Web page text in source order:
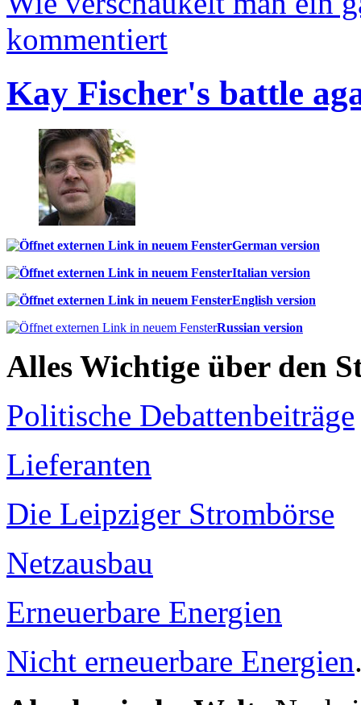
kommentiert
Kay Fischer's battle
German version
Italian version
English version
Russian version
Alles Wichtige über den
Politische Debattenbeiträge
Lieferanten
Die Leipziger Strombörse
Netzausbau
Erneuerbare Energien
Nicht erneuerbare Energien